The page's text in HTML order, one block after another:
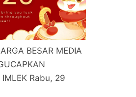
BESAR MEDIA
IMLEK Rabu, 29